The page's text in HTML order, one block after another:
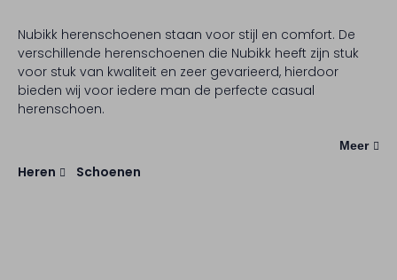
Nubikk herenschoenen staan voor stijl en comfort. De
verschillende herenschoenen die Nubikk heeft zijn stuk
voor stuk van kwaliteit en zeer gevarieerd, hierdoor
bieden wij voor iedere man de perfecte casual
herenschoen.
Meer
Heren Schoenen